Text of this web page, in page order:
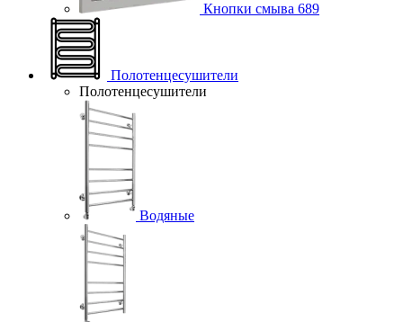
Кнопки смыва 689
Полотенцесушители
Полотенцесушители
Водяные